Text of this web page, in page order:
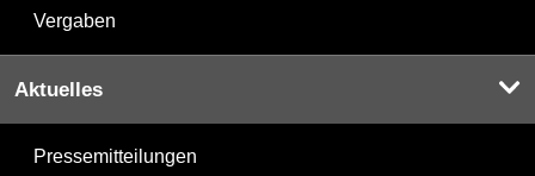
Vergaben
Aktuelles
Pressemitteilungen